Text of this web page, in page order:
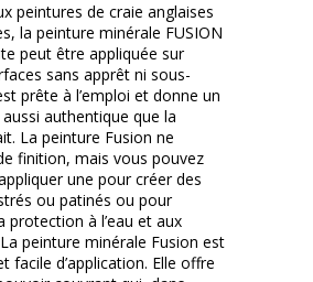
peintures de craie anglaises
la peinture minérale FUSION
peut être appliquée sur
sans apprêt ni sous-
prête à l’emploi et donne un
authentique que la
La peinture Fusion ne
finition, mais vous pouvez
une pour créer des
ou patinés ou pour
protection à l’eau et aux
peinture minérale Fusion est
facile d’application. Elle offre